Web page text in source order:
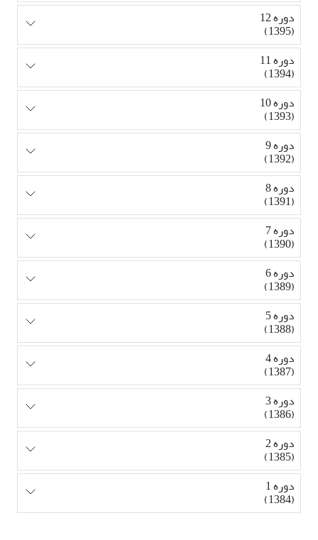
دوره 12
(1395)
دوره 11
(1394)
دوره 10
(1393)
دوره 9
(1392)
دوره 8
(1391)
دوره 7
(1390)
دوره 6
(1389)
دوره 5
(1388)
دوره 4
(1387)
دوره 3
(1386)
دوره 2
(1385)
دوره 1
(1384)